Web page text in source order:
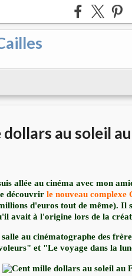
au soleil
allée au cinéma avec mon
découvrir le nouveau complexe
d'euros tout de même). Il
avait à l'origine lors de la
au cinématographe des
et "Le voyage dans la